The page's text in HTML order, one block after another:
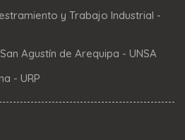
y Trabajo Industrial -
Agustín de Arequipa - UNSA
- URP